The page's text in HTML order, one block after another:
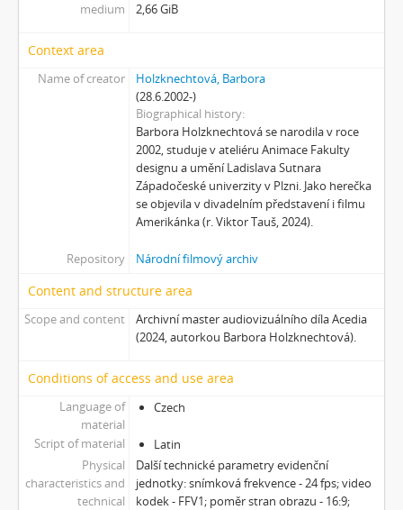
[Subseries] Amnion
[Subseries] Lamecore_Meduza_VS_Mořskáokurka
[Subseries] And You Know What Comes Next...
[Subseries] SOFT DETECTIVE LOVE STORY
[Subseries] Intercore
[Subseries] Soft, Soft, Soft, Hard as Fuck
medium
2,66 GiB
Context area
Name of creator
Holzknechtová, Barbora
(28.6.2002-)
Biographical history
Barbora Holzknechtová se narodila v roce
2002, studuje v ateliéru Animace Fakulty
designu a umění Ladislava Sutnara
Západočeské univerzity v Plzni. Jako herečka
se objevila v divadelním představení i filmu
Amerikánka (r. Viktor Tauš, 2024).
Repository Národní filmový archiv
Content and structure area
Scope and content
Archivní master audiovizuálního díla Acedia
(2024, autorkou Barbora Holzknechtová).
Conditions of access and use area
Language of
material
Czech
Script of material
Latin
Physical
characteristics and
technical
Další technické parametry evidenční
jednotky: snímková frekvence - 24 fps; video
kodek - FFV1; poměr stran obrazu - 16:9;